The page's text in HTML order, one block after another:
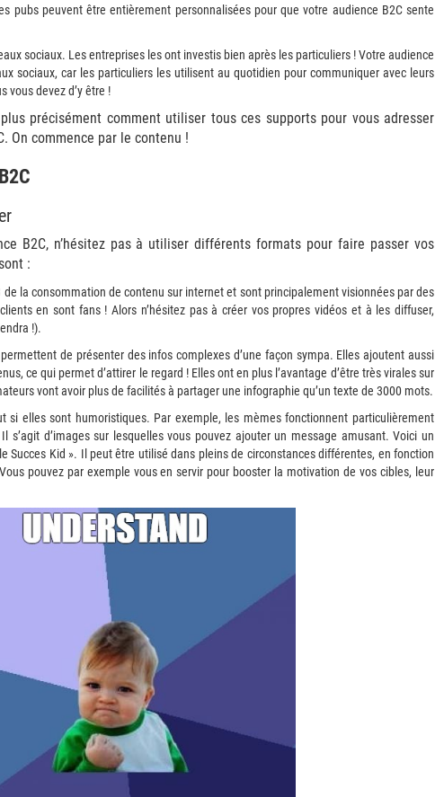
pubs peuvent être entièrement personnalisées pour que votre audience B2C sente
sociaux. Les entreprises les ont investis bien après les particuliers ! Votre audience
sociaux, car les particuliers les utilisent au quotidien pour communiquer avec leurs
vous devez d’y être !
précisément comment utiliser tous ces supports pour vous adresser
On commence par le contenu !
B2C, n’hésitez pas à utiliser différents formats pour faire passer vos
:
la consommation de contenu sur internet et sont principalement visionnées par des
en sont fans ! Alors n’hésitez pas à créer vos propres vidéos et à les diffuser,
!).
de présenter des infos complexes d’une façon sympa. Elles ajoutent aussi
ce qui permet d’attirer le regard ! Elles ont en plus l’avantage d’être très virales sur
vont avoir plus de facilités à partager une infographie qu’un texte de 3000 mots.
si elles sont humoristiques. Par exemple, les mèmes fonctionnent particulièrement
s’agit d’images sur lesquelles vous pouvez ajouter un message amusant. Voici un
Succes Kid ». Il peut être utilisé dans pleins de circonstances différentes, en fonction
pouvez par exemple vous en servir pour booster la motivation de vos cibles, leur